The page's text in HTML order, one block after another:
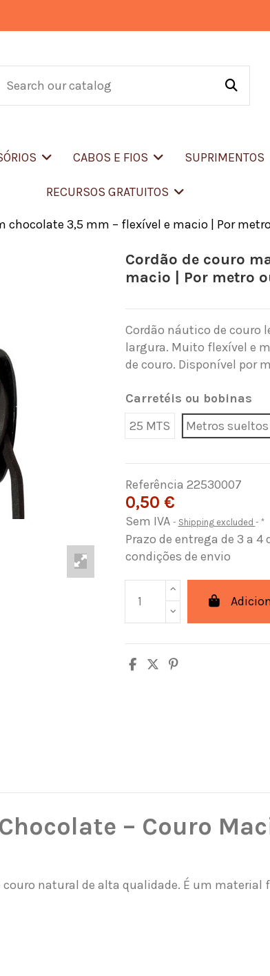
CABOS E FIOS SUPRIMENTOS
RECURSOS GRATUITOS
chocolate 3,5 mm – flexível e macio | Por
Cordão de couro
macio | Por metro
Cordão náutico de couro
largura. Muito flexível e
de couro. Disponível por
Carretéis ou bobinas
25 MTS
Metros sueltos
Referência 22530007
0,50 €
Sem IVA Shipping excluded *
Prazo de entrega de 3 a
condições de envio
– Couro
couro natural de alta qualidade. É um